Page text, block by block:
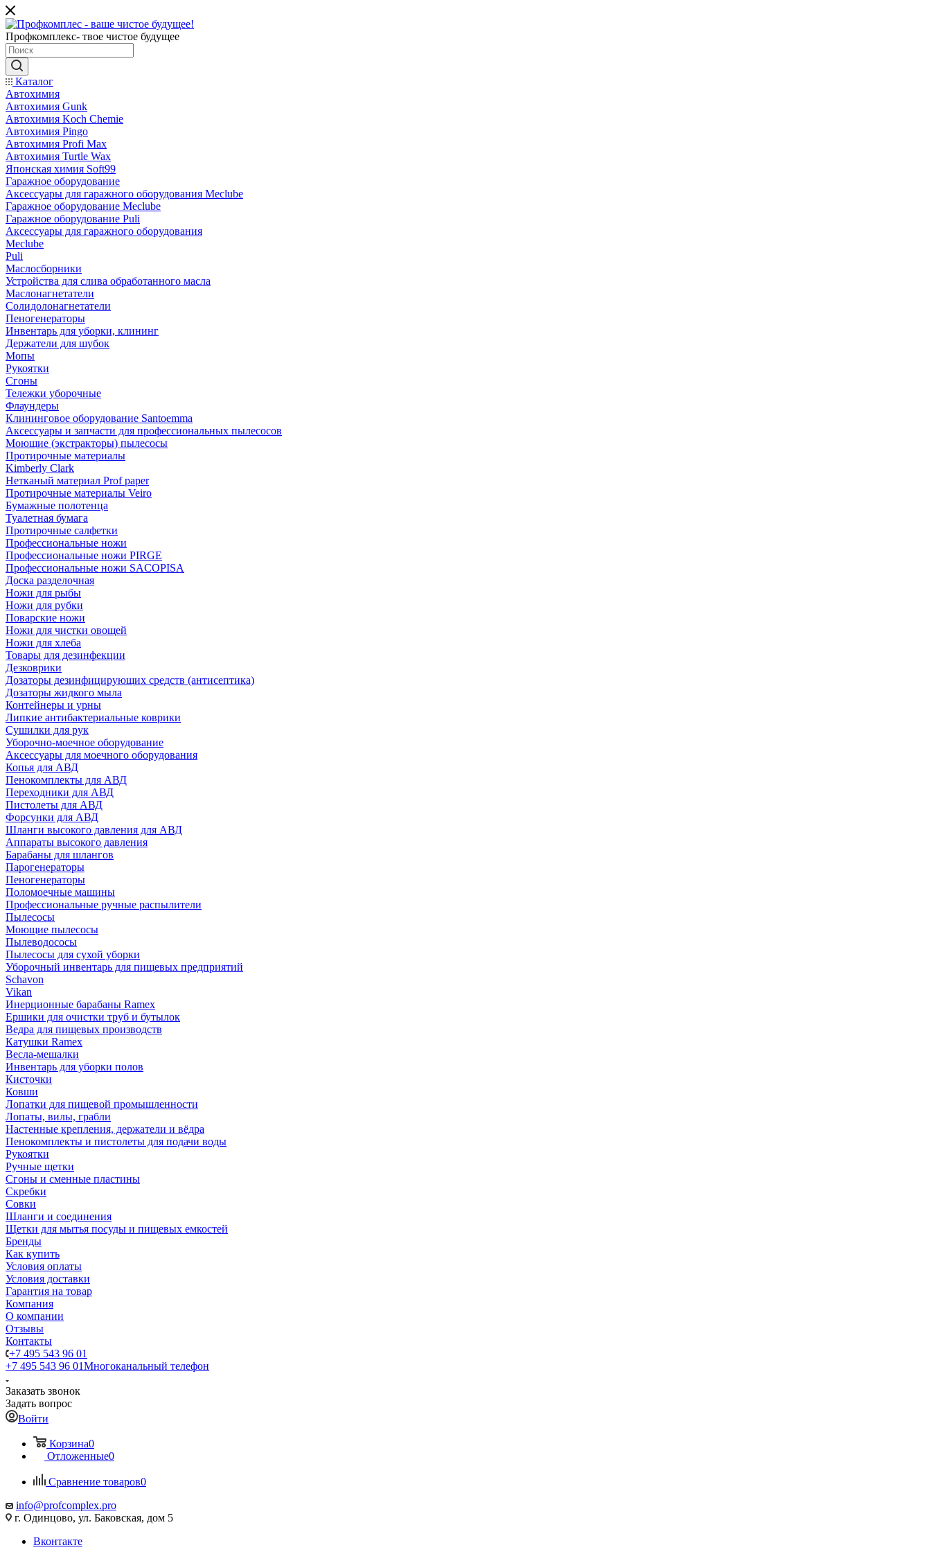
Профкомплекс- твое чистое будущее
Каталог
Автохимия
Автохимия Gunk
Автохимия Koch Chemie
Автохимия Pingo
Автохимия Profi Max
Автохимия Turtle Wax
Японская химия Soft99
Гаражное оборудование
Аксессуары для гаражного оборудования Meclube
Гаражное оборудование Meclube
Гаражное оборудование Puli
Аксессуары для гаражного оборудования
Meclube
Puli
Маслосборники
Устройства для слива обработанного масла
Маслонагнетатели
Солидолонагнетатели
Пеногенераторы
Инвентарь для уборки, клининг
Держатели для шубок
Мопы
Рукоятки
Сгоны
Тележки уборочные
Флаундеры
Клининговое оборудование Santoemma
Аксессуары и запчасти для профессиональных пылесосов
Моющие (экстракторы) пылесосы
Протирочные материалы
Kimberly Clark
Нетканый материал Prof paper
Протирочные материалы Veiro
Бумажные полотенца
Туалетная бумага
Протирочные салфетки
Профессиональные ножи
Профессиональные ножи PIRGE
Профессиональные ножи SACOPISA
Доска разделочная
Ножи для рыбы
Ножи для рубки
Поварские ножи
Ножи для чистки овощей
Ножи для хлеба
Товары для дезинфекции
Дезковрики
Дозаторы дезинфицирующих средств (антисептика)
Дозаторы жидкого мыла
Контейнеры и урны
Липкие антибактериальные коврики
Сушилки для рук
Уборочно-моечное оборудование
Аксессуары для моечного оборудования
Копья для АВД
Пенокомплекты для АВД
Переходники для АВД
Пистолеты для АВД
Форсунки для АВД
Шланги высокого давления для АВД
Аппараты высокого давления
Барабаны для шлангов
Парогенераторы
Пеногенераторы
Поломоечные машины
Профессиональные ручные распылители
Пылесосы
Моющие пылесосы
Пылеводососы
Пылесосы для сухой уборки
Уборочный инвентарь для пищевых предприятий
Schavon
Vikan
Инерционные барабаны Ramex
Ершики для очистки труб и бутылок
Ведра для пищевых производств
Катушки Ramex
Весла-мешалки
Инвентарь для уборки полов
Кисточки
Ковши
Лопатки для пищевой промышленности
Лопаты, вилы, грабли
Настенные крепления, держатели и вёдра
Пенокомплекты и пистолеты для подачи воды
Рукоятки
Ручные щетки
Сгоны и сменные пластины
Скребки
Совки
Шланги и соединения
Щетки для мытья посуды и пищевых емкостей
Бренды
Как купить
Условия оплаты
Условия доставки
Гарантия на товар
Компания
О компании
Отзывы
Контакты
+7 495 543 96 01
+7 495 543 96 01Многоканальный телефон
Заказать звонок
Задать вопрос
Войти
Корзина0
Отложенные0
Сравнение товаров0
info@profcomplex.pro
г. Одинцово, ул. Баковская, дом 5
Вконтакте